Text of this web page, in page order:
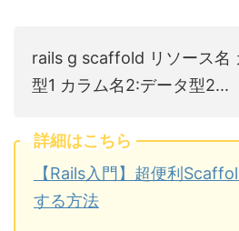
rails g scaffold リソース名
型1 カラム名2:データ型2...
詳細はこちら
【Rails入門】超便利
する方法